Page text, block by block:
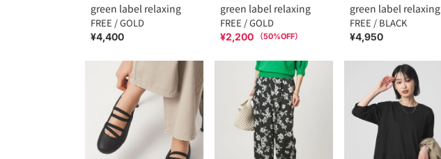
green label relaxing
FREE / GOLD
¥4,400
green label relaxing
FREE / GOLD
¥2,200 （50%OFF）
green label relaxing
FREE / BLACK
¥4,950